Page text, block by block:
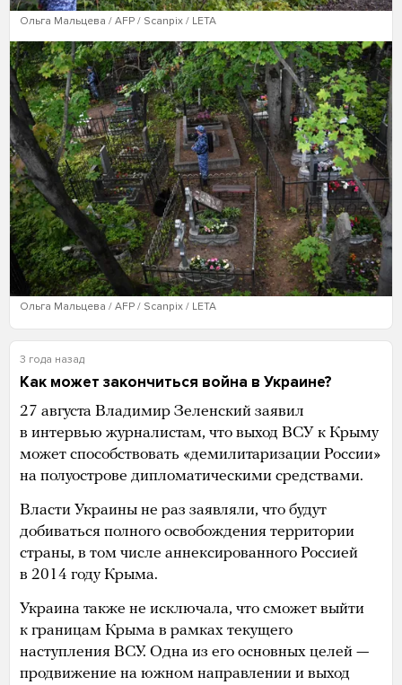
Ольга Мальцева / AFP / Scanpix / LETA
Ольга Мальцева / AFP / Scanpix / LETA
3 года назад
Как может закончиться война в Украине?
27 августа Владимир Зеленский заявил
в интервью журналистам, что выход ВСУ к Крыму
может способствовать «демилитаризации России»
на полуострове дипломатическими средствами.
Власти Украины не раз заявляли, что будут
добиваться полного освобождения территории
страны, в том числе аннексированного Россией
в 2014 году Крыма.
Украина также не исключала, что сможет выйти
к границам Крыма в рамках текущего
наступления ВСУ. Одна из его основных целей —
продвижение на южном направлении и выход